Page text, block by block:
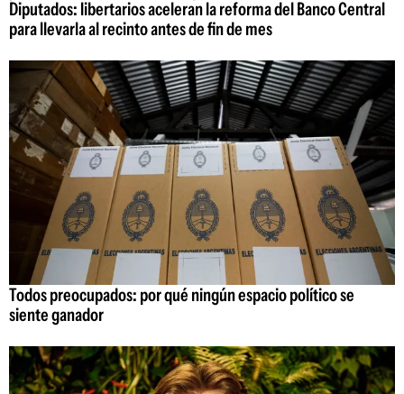
Diputados: libertarios aceleran la reforma del Banco Central
para llevarla al recinto antes de fin de mes
Todos preocupados: por qué ningún espacio político se
siente ganador